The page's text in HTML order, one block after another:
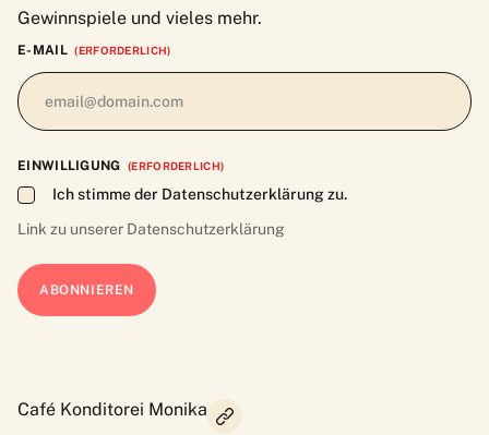
Gewinnspiele und vieles mehr.
E-MAIL (ERFORDERLICH)
EINWILLIGUNG (ERFORDERLICH)
Ich stimme der Datenschutzerklärung zu.
Link zu unserer Datenschutzerklärung
Café Konditorei Monika